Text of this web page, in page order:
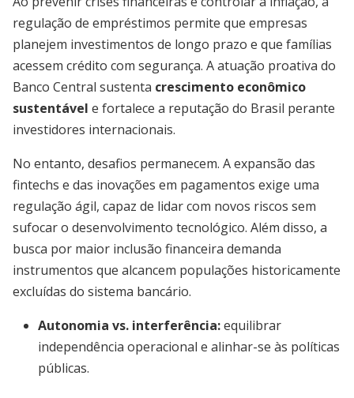
regulação de empréstimos permite que empresas
planejem investimentos de longo prazo e que famílias
acessem crédito com segurança. A atuação proativa do
Banco Central sustenta crescimento econômico
sustentável e fortalece a reputação do Brasil perante
investidores internacionais.
No entanto, desafios permanecem. A expansão das
fintechs e das inovações em pagamentos exige uma
regulação ágil, capaz de lidar com novos riscos sem
sufocar o desenvolvimento tecnológico. Além disso, a
busca por maior inclusão financeira demanda
instrumentos que alcancem populações historicamente
excluídas do sistema bancário.
Autonomia vs. interferência:equilibrar
independência operacional e alinhar-se às políticas
públicas.